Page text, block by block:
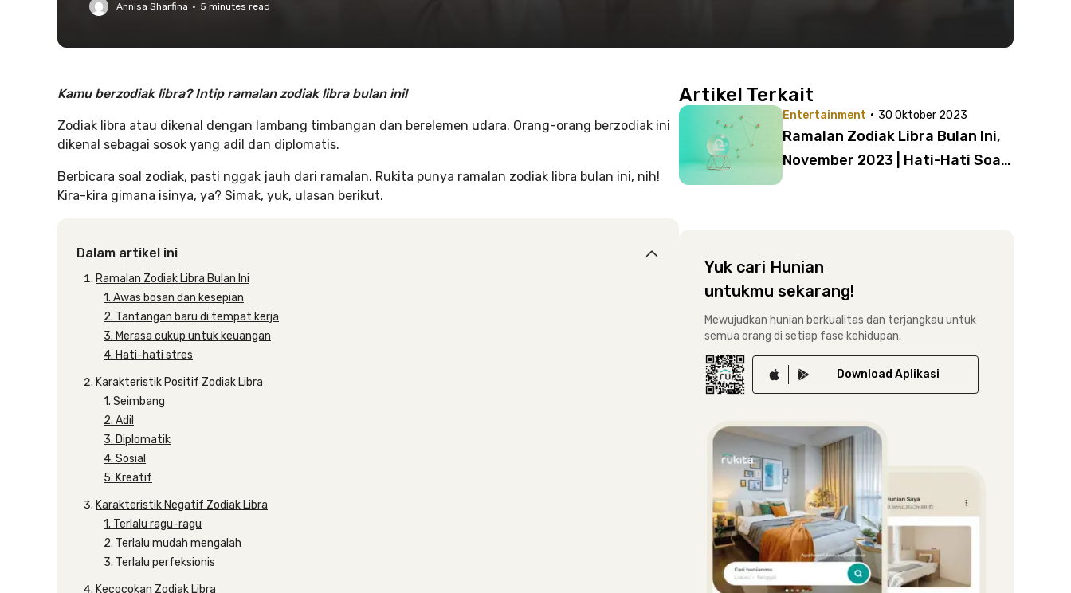
Annisa Sharfina · 5 minutes read
Kamu berzodiak libra? Intip ramalan zodiak libra bulan ini!
Zodiak libra atau dikenal dengan lambang timbangan dan berelemen udara. Orang-orang berzodiak ini
dikenal sebagai sosok yang adil dan diplomatis.
Berbicara soal zodiak, pasti nggak jauh dari ramalan. Rukita punya ramalan zodiak libra bulan ini, nih!
Kira-kira gimana isinya, ya? Simak, yuk, ulasan berikut.
Dalam artikel ini
Ramalan Zodiak Libra Bulan Ini
1. Awas bosan dan kesepian
2. Tantangan baru di tempat kerja
3. Merasa cukup untuk keuangan
4. Hati-hati stres
Karakteristik Positif Zodiak Libra
1. Seimbang
2. Adil
3. Diplomatik
4. Sosial
5. Kreatif
Karakteristik Negatif Zodiak Libra
1. Terlalu ragu-ragu
2. Terlalu mudah mengalah
3. Terlalu perfeksionis
Kecocokan Zodiak Libra
Artikel Terkait
Entertainment · 30 Oktober 2023
Ramalan Zodiak Libra Bulan Ini,
November 2023 | Hati-Hati Soal
Yuk cari Hunian
untukmu sekarang!
Mewujudkan hunian berkualitas dan terjangkau untuk
semua orang di setiap fase kehidupan.
Download Aplikasi